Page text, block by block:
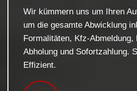
Wir kümmern uns um Ihren
um die gesamte Abwicklung
Formalitäten, Kfz-Abmeldung,
Abholung und Sofortzahlung.
Effizient.